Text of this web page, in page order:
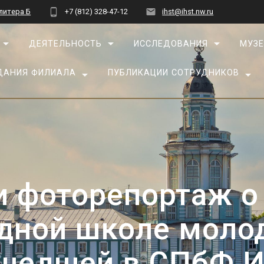
Б +7 (812) 328-47-12 ihst@ihst.nw.ru
ДЕЯТЕЛЬНОСТЬ ИССЛЕДОВАНИЯ
ФИЛИАЛА ПУБЛИКАЦИИ СОТРУДНИКОВ
фоторепортаж
школе